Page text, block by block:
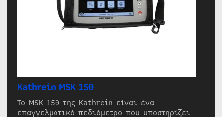
Kathrein MSK 150
Το MSK 150 της Kathrein είναι ένα
επαγγελματικό πεδιόμετρο που υποστηρίζει